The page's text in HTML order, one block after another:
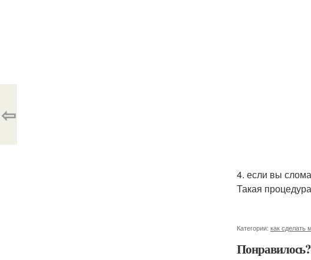
4. если вы
Такая
Категории: как сделать
⇦